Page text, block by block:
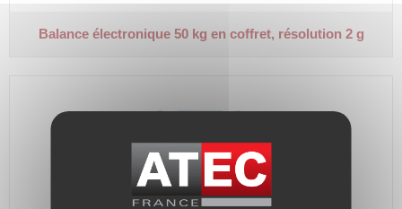
Balance électronique 50 kg en coffret, résolution 2 g